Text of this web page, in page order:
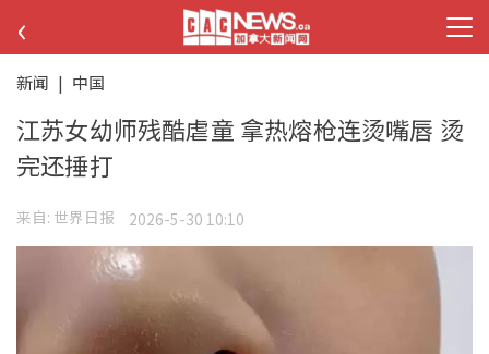
‹
新闻 | 中国
江苏女幼师残酷虐童 拿热熔枪连烫嘴唇 烫
完还捶打
来自: 世界日报 2026-5-30 10:10